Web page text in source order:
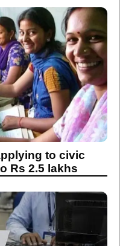
to civic
Rs 2.5 lakhs